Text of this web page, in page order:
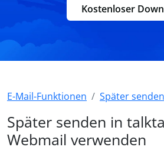
Kostenloser
E-Mail-Funktionen Später senden
Später senden in
Webmail verwenden